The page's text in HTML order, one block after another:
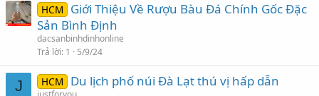
HCM
Giới Thiệu Về Rượu Bàu Đá Chính Gốc Đặc
Sản Bình Định
dacsanbinhdinhonline
Trả lời 1 5/9/24
J HCM Du lịch phố núi Đà Lạt thú vị hấp dẫn